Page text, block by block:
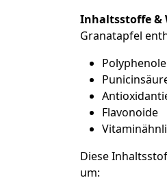
Inhaltsstoffe &
Granatapfel
Polyphenole
Flavonoide
Diese
um: